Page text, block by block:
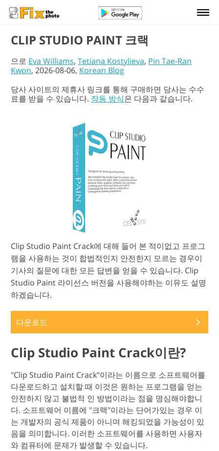
CLIP STUDIO PAINT 크랙
으로 Eva Williams,Tetiana Kostylieva, Pin Tae-Ran
Kwon, 2026-08-06, Korean Blog
당사 사이트의 제휴사 링크를 통해 구매하면 당사는 수수
료를 받을 수 있습니다. 작동 방식은 다음과 같습니다.
Clip Studio Paint Crack에 대해 들어 본 적이없고 프로그
램을 사용하는 것이 합법적인지 안전한지 모르는 경우이
기사의 질문에 대한 모든 답변을 얻을 수 있습니다. Clip
Studio Paint 라이선스 버전을 사용해야하는 이유도 설명
하겠습니다.
다운로드
Clip Studio Paint Crack이란?
"Clip Studio Paint Crack"이라는 이름으로 소프트웨어를
다운로드하고 설치할 때 이것은 원하는 프로그램을 얻는
안전하지 않고 불법적 인 방법이라는 점을 명심해야합니
다. 소프트웨어 이름에 "크랙"이라는 단어가있는 경우 이
는 개발자의 공식 제품이 아니며 해킹되었을 가능성이 있
음을 의미합니다. 이러한 소프트웨어를 사용하면 사용자
와 컴퓨터에 문제가 발생할 수 있습니다.